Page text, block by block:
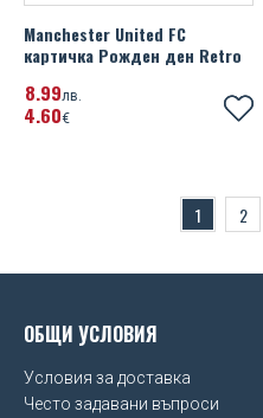
Manchester United FC
картичка Рожден ден Retro
8 99лв.
4 60€
1 2
ОБЩИ УСЛОВИЯ
Условия за доставка
Често задавани въпроси